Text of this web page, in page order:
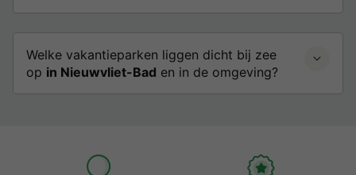
Welke vakantieparken liggen dicht bij zee
op in Nieuwvliet-Bad en in de omgeving?